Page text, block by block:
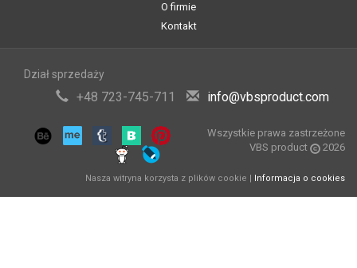
O firmie
Kontakt
Dział sprzedaży
+48 723-745-711 info@vbsproduct.com
Wszystkie prawa zastrzeżone
VBS product
2026
Nasza witryna korzysta z plików cookie | Informacja o cookies